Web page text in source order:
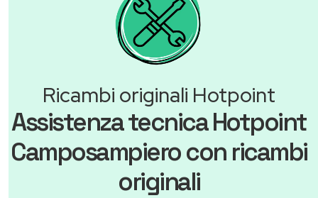
Ricambi originali Hotpoint
Assistenza tecnica Hotpoint
Camposampiero con ricambi
originali